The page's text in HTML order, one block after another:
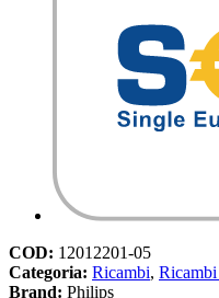
COD: 12012201-05
Categoria: Ricambi,
Brand: Philips